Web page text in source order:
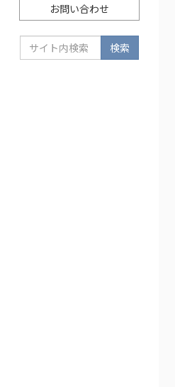
お問い合わせ
検索